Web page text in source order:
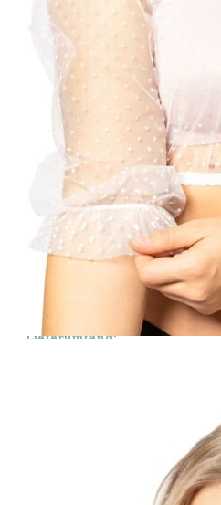
Weiße, transparente
Trachtenfeiern oder moderne
Details & Extras:
⦁ Ausschnitt: Hochgeschlossen
⦁ Farbe: Weiss
⦁ Verschluss: Knöpfe hinten
⦁ Armlänge: 3/4 Arm
Material:
⦁ 47,5% Viscose
⦁ 45% Polyamid
⦁ 7,5% Elastan
Pflege:
⦁ Handwäsche
Lieferumfang: